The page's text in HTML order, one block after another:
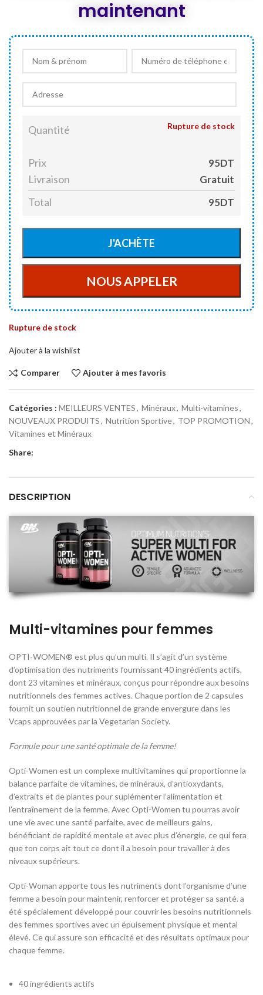
maintenant
Quantité Rupture de stock
Prix 95DT
Livraison Gratuit
Total 95DT
Rupture de stock
Ajouter à la wishlist
Comparer Ajouter à mes favoris
Catégories : MEILLEURS VENTES, Minéraux, Multi-vitamines,
NOUVEAUX PRODUITS, Nutrition Sportive, TOP PROMOTION,
Vitamines et Minéraux
Share:
DESCRIPTION
Multi-vitamines pour femmes
OPTI-WOMEN® est plus qu’un multi. Il s’agit d’un système
d’optimisation des nutriments fournissant 40 ingrédients actifs,
dont 23 vitamines et minéraux, conçus pour répondre aux besoins
nutritionnels des femmes actives. Chaque portion de 2 capsules
fournit un soutien nutritionnel de grande envergure dans les
Vcaps approuvées par la Vegetarian Society.
Formule pour une santé optimale de la femme!
Opti-Women est un complexe multivitamines qui proportionne la
balance parfaite de vitamines, de minéraux, d’antioxydants,
d’extraits et de plantes pour suplémenter l’alimentation et
l’entraînement de la femme. Avec Opti-Women tu pourras avoir
une vie avec une santé parfaite, avec de meilleurs gains,
bénéficiant de rapidité mentale et avec plus d’énergie, ce qui fera
que ton corps ait tout ce dont il a besoin pour travailler à des
niveaux supérieurs.
Opti-Woman apporte tous les nutriments dont l’organisme d’une
femme a besoin pour maintenir, renforcer et protéger sa santé. a
été spécialement développé pour couvrir les besoins nutritionnels
des femmes sportives avec un épuisement physique et mental
élevé. Ce qui assure son efficacité et des résultats optimaux pour
chaque femme.
40 ingrédients actifs